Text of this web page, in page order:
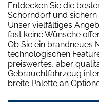
Entdecken Sie die
Schorndorf und sichern
Unser vielfältiges
fast keine Wünsche
Ob Sie ein brandneues
technologischen
preiswertes, aber
Gebrauchtfahrzeug
breite Palette an